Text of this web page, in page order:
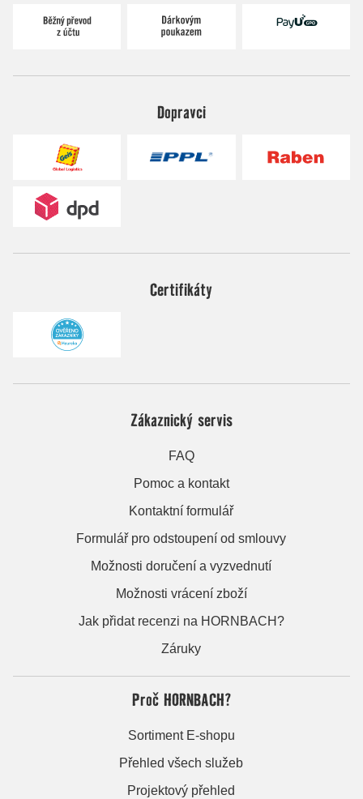
Dopravci
Certifikáty
Zákaznický servis
FAQ
Pomoc a kontakt
Kontaktní formulář
Formulář pro odstoupení od smlouvy
Možnosti doručení a vyzvednutí
Možnosti vrácení zboží
Jak přidat recenzi na HORNBACH?
Záruky
Proč HORNBACH?
Sortiment E-shopu
Přehled všech služeb
Projektový přehled